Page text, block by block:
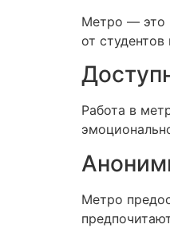
Метро — это
от
Работа в
Метро